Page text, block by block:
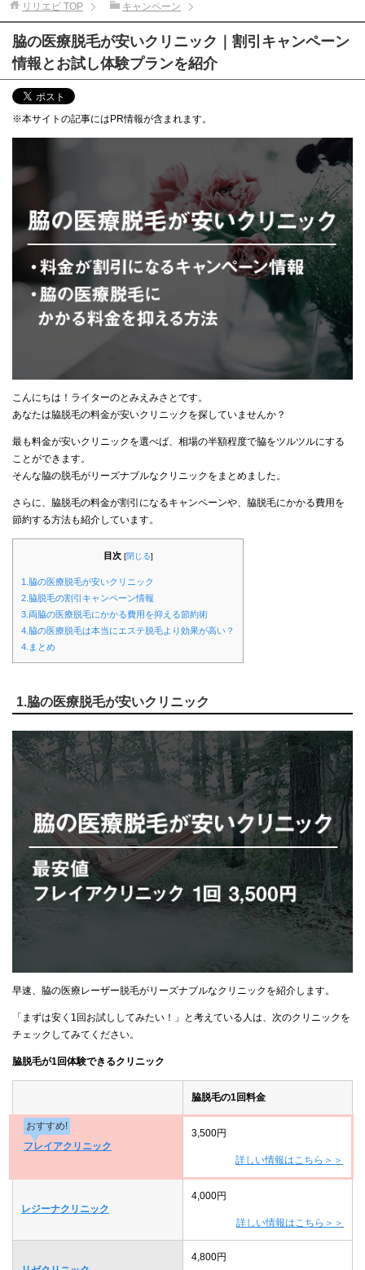
リリエピ TOP キャンペーン
脇の医療脱毛が安いクリニック｜割引キャンペーン
情報とお試し体験プランを紹介
※本サイトの記事にはPR情報が含まれます。
こんにちは！ライターのとみえみさとです。
あなたは脇脱毛の料金が安いクリニックを探していませんか？
最も料金が安いクリニックを選べば、相場の半額程度で脇をツルツルにする
ことができます。
そんな脇の脱毛がリーズナブルなクリニックをまとめました。
さらに、脇脱毛の料金が割引になるキャンペーンや、脇脱毛にかかる費用を
節約する方法も紹介しています。
目次 [閉じる]
1.脇の医療脱毛が安いクリニック
2.脇脱毛の割引キャンペーン情報
3.両脇の医療脱毛にかかる費用を抑える節約術
4.脇の医療脱毛は本当にエステ脱毛より効果が高い？
4.まとめ
1.脇の医療脱毛が安いクリニック
早速、脇の医療レーザー脱毛がリーズナブルなクリニックを紹介します。
「まずは安く1回お試ししてみたい！」と考えている人は、次のクリニックを
チェックしてみてください。
脇脱毛が1回体験できるクリニック
脇脱毛の1回料金
おすすめ!
フレイアクリニック
3,500円
詳しい情報はこちら＞＞
レジーナクリニック
4,000円
詳しい情報はこちら＞＞
4,800円